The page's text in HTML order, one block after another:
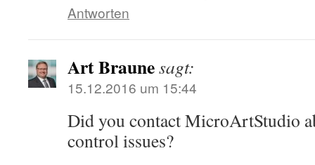
Antworten
Art Braunesagt:
15.12.2016 um 15:44
Did you contact MicroArtStudio
control issues?